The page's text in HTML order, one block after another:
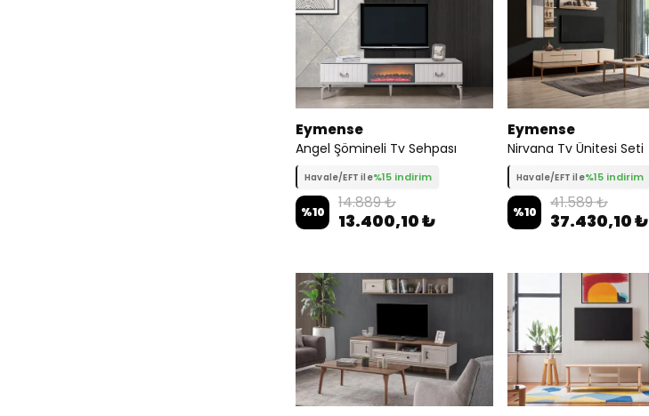
Eymense
Angel Şömineli Tv Sehpası
Havale/EFT ile%15 indirim
%10 14.889 ₺
13.400,10 ₺
Eymense
Nirvana Tv Ünitesi Seti
Havale/EFT ile%15 indirim
%10 41.589 ₺
37.430,10 ₺